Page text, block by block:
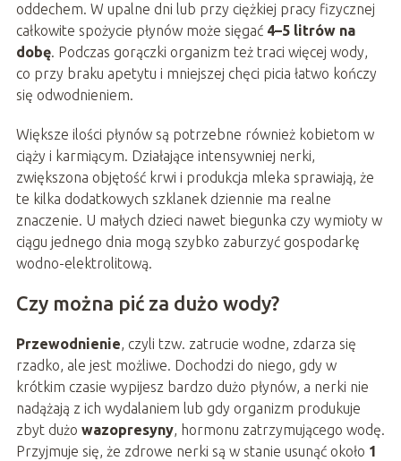
oddechem. W upalne dni lub przy ciężkiej pracy fizycznej
całkowite spożycie płynów może sięgać 4–5 litrów na
dobę. Podczas gorączki organizm też traci więcej wody,
co przy braku apetytu i mniejszej chęci picia łatwo kończy
się odwodnieniem.
Większe ilości płynów są potrzebne również kobietom w
ciąży i karmiącym. Działające intensywniej nerki,
zwiększona objętość krwi i produkcja mleka sprawiają, że
te kilka dodatkowych szklanek dziennie ma realne
znaczenie. U małych dzieci nawet biegunka czy wymioty w
ciągu jednego dnia mogą szybko zaburzyć gospodarkę
wodno-elektrolitową.
Czy można pić za dużo wody?
Przewodnienie, czyli tzw. zatrucie wodne, zdarza się
rzadko, ale jest możliwe. Dochodzi do niego, gdy w
krótkim czasie wypijesz bardzo dużo płynów, a nerki nie
nadążają z ich wydalaniem lub gdy organizm produkuje
zbyt dużo wazopresyny, hormonu zatrzymującego wodę.
Przyjmuje się, że zdrowe nerki są w stanie usunąć około 1